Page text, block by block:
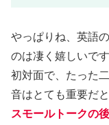
やっぱりね、英語
のは凄く嬉しいです
初対面で、たった
音はとても重要だ
スモールトークの